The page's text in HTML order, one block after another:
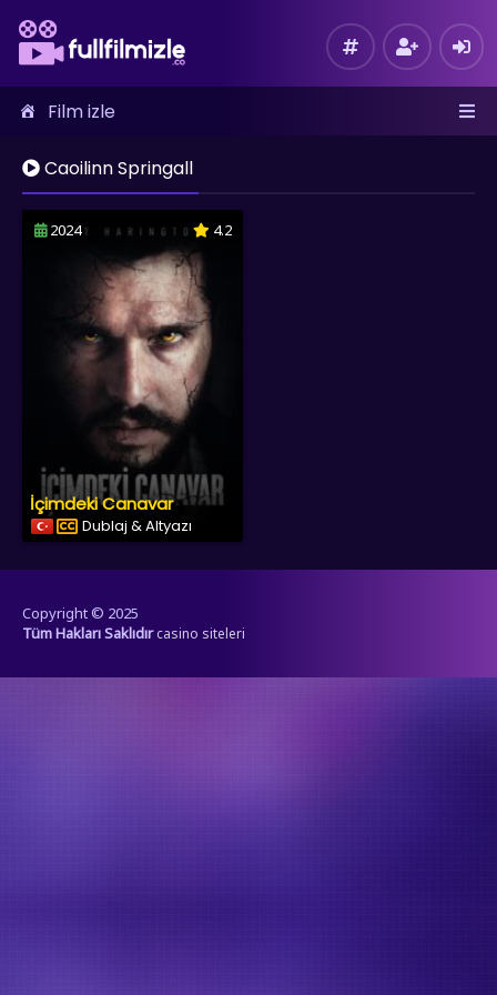
Film izle
Caoilinn Springall
2024 4.2
İçimdeki Canavar
Dublaj & Altyazı
Copyright © 2025
Tüm Hakları Saklıdır casino siteleri